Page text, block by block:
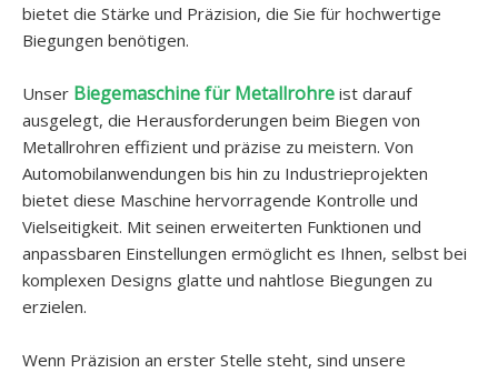
bietet die Stärke und Präzision, die Sie für hochwertige
Biegungen benötigen.
Unser Biegemaschine für Metallrohre ist darauf
ausgelegt, die Herausforderungen beim Biegen von
Metallrohren effizient und präzise zu meistern. Von
Automobilanwendungen bis hin zu Industrieprojekten
bietet diese Maschine hervorragende Kontrolle und
Vielseitigkeit. Mit seinen erweiterten Funktionen und
anpassbaren Einstellungen ermöglicht es Ihnen, selbst bei
komplexen Designs glatte und nahtlose Biegungen zu
erzielen.
Wenn Präzision an erster Stelle steht, sind unsere